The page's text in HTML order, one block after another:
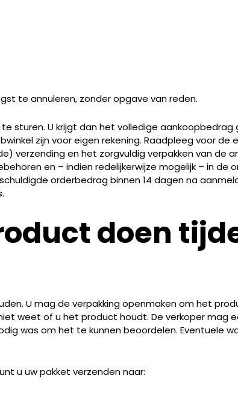
te annuleren, zonder opgave van reden.
sturen. U krijgt dan het volledige
zijn voor eigen rekening. Raadpleeg voor
verzending en het zorgvuldig verpakken van de
en – indien redelijkerwijze mogelijk – in de
orderbedrag binnen 14 dagen na
doen
U mag de verpakking openmaken om het
weet of u het product houdt. De verkoper mag
was om het te kunnen beoordelen. Eventuele
u uw pakket verzenden naar: